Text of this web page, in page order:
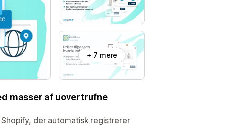
+ 7 mere
masser af uovertrufne
der automatisk registrerer